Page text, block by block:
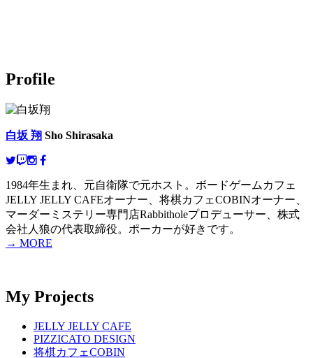
Profile
白坂 翔 Sho Shirasaka
1984年生まれ、元自衛隊で元ホスト。ボードゲームカフェ
JELLY JELLY CAFEオーナー、将棋カフェCOBINオーナー、
マーダーミステリー専門店Rabbitholeプロデューサー、株式
会社人狼の代表取締役。ポーカーが好きです。
→ MORE
My Projects
JELLY JELLY CAFE
PIZZICATO DESIGN
将棋カフェCOBIN